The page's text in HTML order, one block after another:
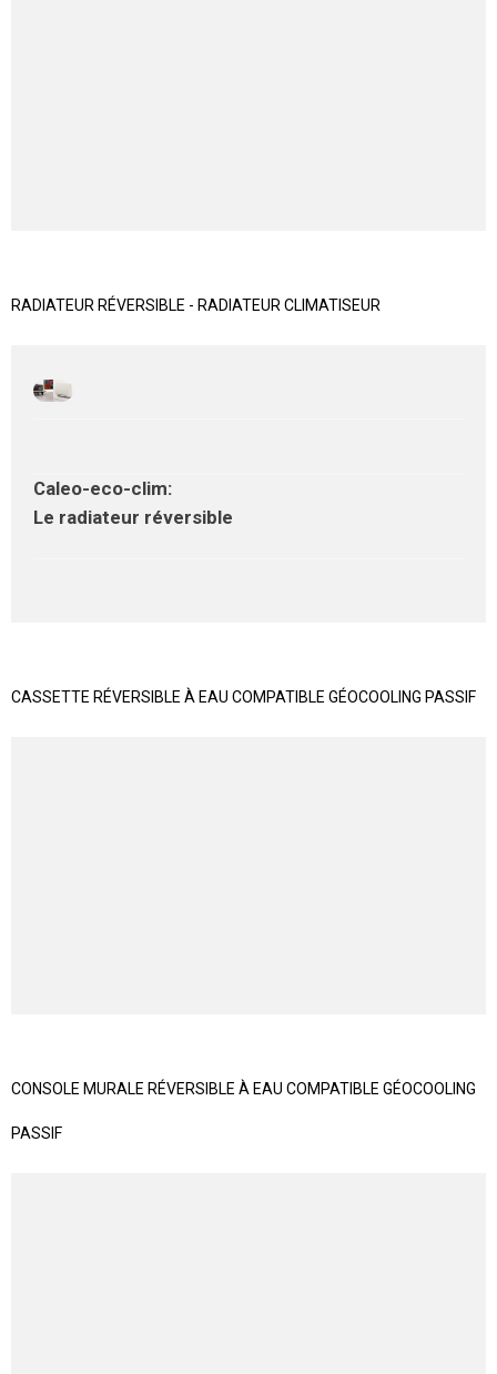
RADIATEUR RÉVERSIBLE - RADIATEUR CLIMATISEUR
Caleo-eco-clim:
Le radiateur réversible
CASSETTE RÉVERSIBLE À EAU COMPATIBLE GÉOCOOLING PASSIF
CONSOLE MURALE RÉVERSIBLE À EAU COMPATIBLE GÉOCOOLING
PASSIF